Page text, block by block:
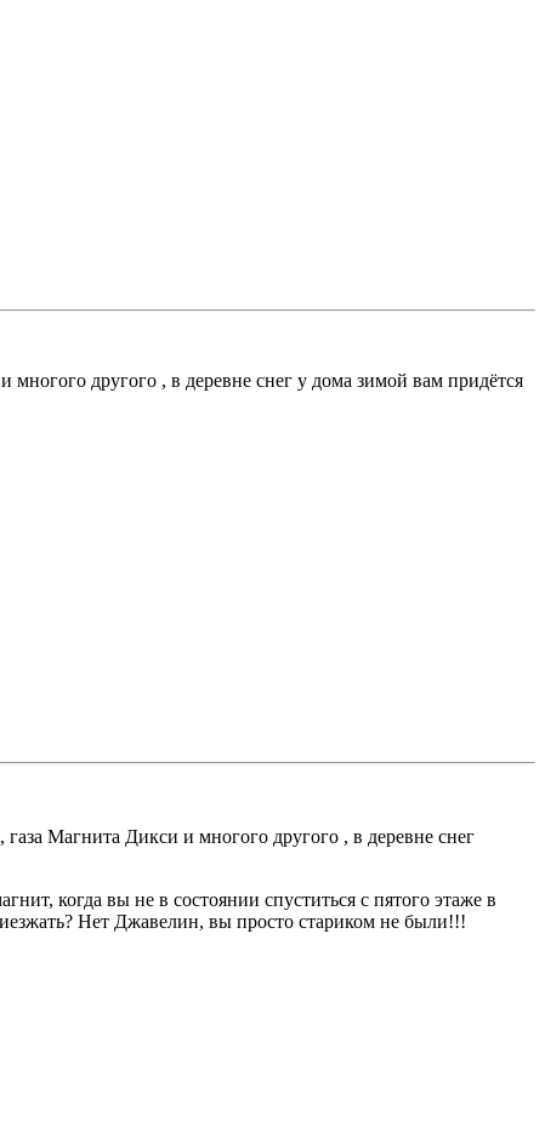
другого , в деревне снег у дома зимой вам придётся
Магнита Дикси и многого другого , в деревне снег
когда вы не в состоянии спуститься с пятого этаже в
Нет Джавелин, вы просто стариком не были!!!